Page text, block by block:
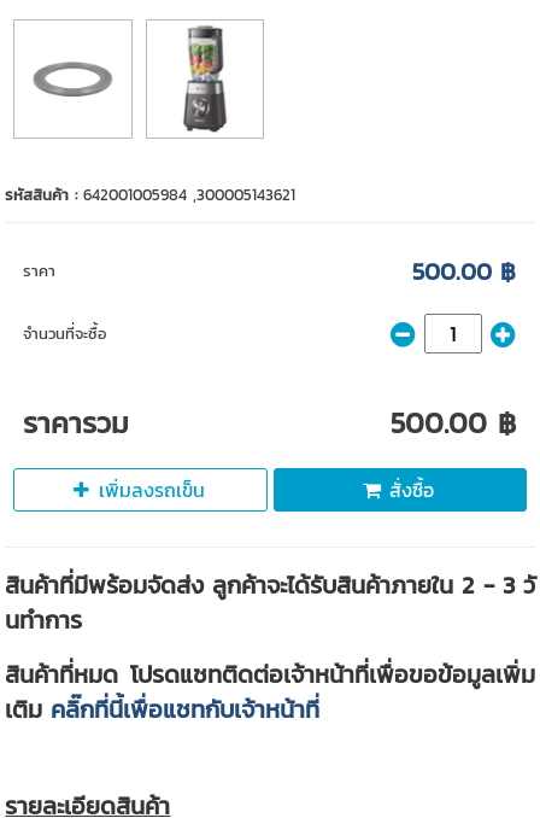
รหัสสินค้า :642001005984 ,300005143621
ราคา 500.00 ฿
จำนวนที่จะซื้อ
ราคารวม 500.00 ฿
เพิ่มลงรถเข็น สั่งซื้อ
สินค้าที่มีพร้อมจัดส่ง ลูกค้าจะได้รับสินค้าภายใน 2 - 3 วั
นทำการ
สินค้าที่หมด โปรดแชทติดต่อเจ้าหน้าที่เพื่อขอข้อมูลเพิ่ม
เติม คลิ๊กที่นี้เพื่อแชทกับเจ้าหน้าที่
รายละเอียดสินค้า